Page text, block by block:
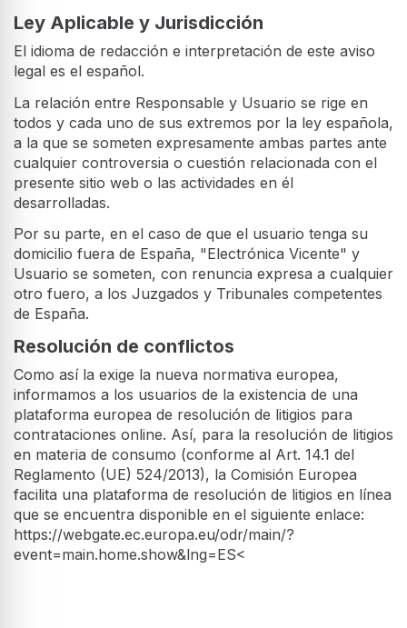
Ley Aplicable y Jurisdicción
El idioma de redacción e interpretación de este aviso
legal es el español.
La relación entre Responsable y Usuario se rige en
todos y cada uno de sus extremos por la ley española,
a la que se someten expresamente ambas partes ante
cualquier controversia o cuestión relacionada con el
presente sitio web o las actividades en él
desarrolladas.
Por su parte, en el caso de que el usuario tenga su
domicilio fuera de España, "Electrónica Vicente" y
Usuario se someten, con renuncia expresa a cualquier
otro fuero, a los Juzgados y Tribunales competentes
de España.
Resolución de conflictos
Como así la exige la nueva normativa europea,
informamos a los usuarios de la existencia de una
plataforma europea de resolución de litigios para
contrataciones online. Así, para la resolución de litigios
en materia de consumo (conforme al Art. 14.1 del
Reglamento (UE) 524/2013), la Comisión Europea
facilita una plataforma de resolución de litigios en línea
que se encuentra disponible en el siguiente enlace:
https://webgate.ec.europa.eu/odr/main/?
event=main.home.show&lng=ES<